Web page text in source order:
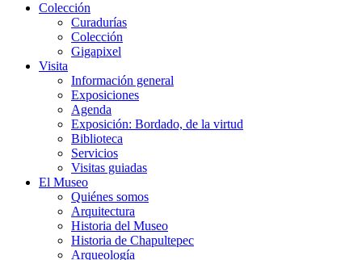
Colección
Curadurías
Colección
Gigapixel
Visita
Información general
Exposiciones
Agenda
Exposición: Bordado, de la virtud
Biblioteca
Servicios
Visitas guiadas
El Museo
Quiénes somos
Arquitectura
Historia del Museo
Historia de Chapultepec
Arqueología